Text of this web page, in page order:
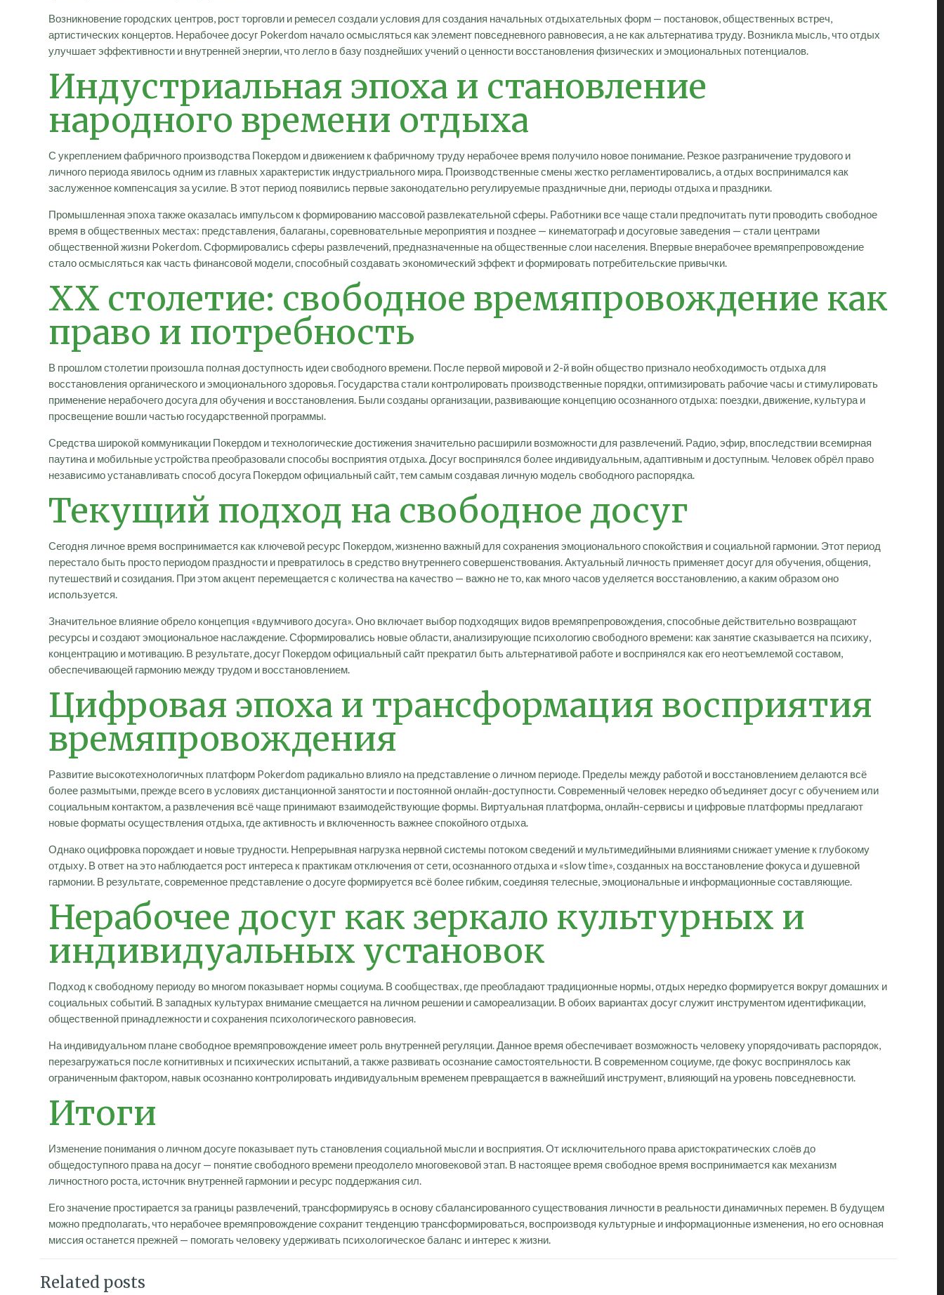
Возникновение городских центров, рост торговли и ремесел создали условия для создания начальных отдыхательных форм — постановок, общественных встреч,
артистических концертов. Нерабочее досуг Pokerdom начало осмысляться как элемент повседневного равновесия, а не как альтернатива труду. Возникла мысль, что отдых
улучшает эффективности и внутренней энергии, что легло в базу позднейших учений о ценности восстановления физических и эмоциональных потенциалов.
Индустриальная эпоха и становление
народного времени отдыха
С укреплением фабричного производства Покердом и движением к фабричному труду нерабочее время получило новое понимание. Резкое разграничение трудового и
личного периода явилось одним из главных характеристик индустриального мира. Производственные смены жестко регламентировались, а отдых воспринимался как
заслуженное компенсация за усилие. В этот период появились первые законодательно регулируемые праздничные дни, периоды отдыха и праздники.
Промышленная эпоха также оказалась импульсом к формированию массовой развлекательной сферы. Работники все чаще стали предпочитать пути проводить свободное
время в общественных местах: представления, балаганы, соревновательные мероприятия и позднее — кинематограф и досуговые заведения — стали центрами
общественной жизни Pokerdom. Сформировались сферы развлечений, предназначенные на общественные слои населения. Впервые внерабочее времяпрепровождение
стало осмысляться как часть финансовой модели, способный создавать экономический эффект и формировать потребительские привычки.
XX столетие: свободное времяпровождение как
право и потребность
В прошлом столетии произошла полная доступность идеи свободного времени. После первой мировой и 2-й войн общество признало необходимость отдыха для
восстановления органического и эмоционального здоровья. Государства стали контролировать производственные порядки, оптимизировать рабочие часы и стимулировать
применение нерабочего досуга для обучения и восстановления. Были созданы организации, развивающие концепцию осознанного отдыха: поездки, движение, культура и
просвещение вошли частью государственной программы.
Средства широкой коммуникации Покердом и технологические достижения значительно расширили возможности для развлечений. Радио, эфир, впоследствии всемирная
паутина и мобильные устройства преобразовали способы восприятия отдыха. Досуг воспринялся более индивидуальным, адаптивным и доступным. Человек обрёл право
независимо устанавливать способ досуга Покердом официальный сайт, тем самым создавая личную модель свободного распорядка.
Текущий подход на свободное досуг
Сегодня личное время воспринимается как ключевой ресурс Покердом, жизненно важный для сохранения эмоционального спокойствия и социальной гармонии. Этот период
перестало быть просто периодом праздности и превратилось в средство внутреннего совершенствования. Актуальный личность применяет досуг для обучения, общения,
путешествий и созидания. При этом акцент перемещается с количества на качество — важно не то, как много часов уделяется восстановлению, а каким образом оно
используется.
Значительное влияние обрело концепция «вдумчивого досуга». Оно включает выбор подходящих видов времяпрепровождения, способные действительно возвращают
ресурсы и создают эмоциональное наслаждение. Сформировались новые области, анализирующие психологию свободного времени: как занятие сказывается на психику,
концентрацию и мотивацию. В результате, досуг Покердом официальный сайт прекратил быть альтернативой работе и воспринялся как его неотъемлемой составом,
обеспечивающей гармонию между трудом и восстановлением.
Цифровая эпоха и трансформация восприятия
времяпровождения
Развитие высокотехнологичных платформ Pokerdom радикально влияло на представление о личном периоде. Пределы между работой и восстановлением делаются всё
более размытыми, прежде всего в условиях дистанционной занятости и постоянной онлайн-доступности. Современный человек нередко объединяет досуг с обучением или
социальным контактом, а развлечения всё чаще принимают взаимодействующие формы. Виртуальная платформа, онлайн-сервисы и цифровые платформы предлагают
новые форматы осуществления отдыха, где активность и включенность важнее спокойного отдыха.
Однако оцифровка порождает и новые трудности. Непрерывная нагрузка нервной системы потоком сведений и мультимедийными влияниями снижает умение к глубокому
отдыху. В ответ на это наблюдается рост интереса к практикам отключения от сети, осознанного отдыха и «slow time», созданных на восстановление фокуса и душевной
гармонии. В результате, современное представление о досуге формируется всё более гибким, соединяя телесные, эмоциональные и информационные составляющие.
Нерабочее досуг как зеркало культурных и
индивидуальных установок
Подход к свободному периоду во многом показывает нормы социума. В сообществах, где преобладают традиционные нормы, отдых нередко формируется вокруг домашних и
социальных событий. В западных культурах внимание смещается на личном решении и самореализации. В обоих вариантах досуг служит инструментом идентификации,
общественной принадлежности и сохранения психологического равновесия.
На индивидуальном плане свободное времяпровождение имеет роль внутренней регуляции. Данное время обеспечивает возможность человеку упорядочивать распорядок,
перезагружаться после когнитивных и психических испытаний, а также развивать осознание самостоятельности. В современном социуме, где фокус воспринялось как
ограниченным фактором, навык осознанно контролировать индивидуальным временем превращается в важнейший инструмент, влияющий на уровень повседневности.
Итоги
Изменение понимания о личном досуге показывает путь становления социальной мысли и восприятия. От исключительного права аристократических слоёв до
общедоступного права на досуг — понятие свободного времени преодолело многовековой этап. В настоящее время свободное время воспринимается как механизм
личностного роста, источник внутренней гармонии и ресурс поддержания сил.
Его значение простирается за границы развлечений, трансформируясь в основу сбалансированного существования личности в реальности динамичных перемен. В будущем
можно предполагать, что нерабочее времяпровождение сохранит тенденцию трансформироваться, воспроизводя культурные и информационные изменения, но его основная
миссия останется прежней — помогать человеку удерживать психологическое баланс и интерес к жизни.
Related posts